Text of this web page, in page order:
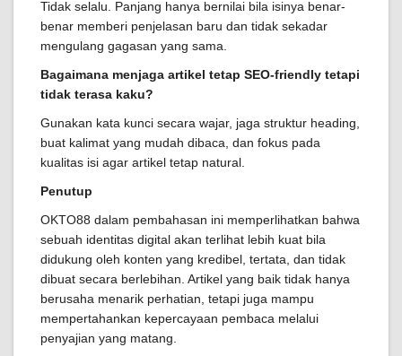
Tidak selalu. Panjang hanya bernilai bila isinya benar-
benar memberi penjelasan baru dan tidak sekadar
mengulang gagasan yang sama.
Bagaimana menjaga artikel tetap SEO-friendly tetapi
tidak terasa kaku?
Gunakan kata kunci secara wajar, jaga struktur heading,
buat kalimat yang mudah dibaca, dan fokus pada
kualitas isi agar artikel tetap natural.
Penutup
OKTO88 dalam pembahasan ini memperlihatkan bahwa
sebuah identitas digital akan terlihat lebih kuat bila
didukung oleh konten yang kredibel, tertata, dan tidak
dibuat secara berlebihan. Artikel yang baik tidak hanya
berusaha menarik perhatian, tetapi juga mampu
mempertahankan kepercayaan pembaca melalui
penyajian yang matang.